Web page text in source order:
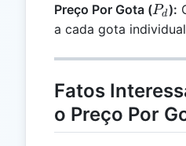
Preço Por Gota (P_d
Pd):
a cada gota
Fatos
o Preço Por